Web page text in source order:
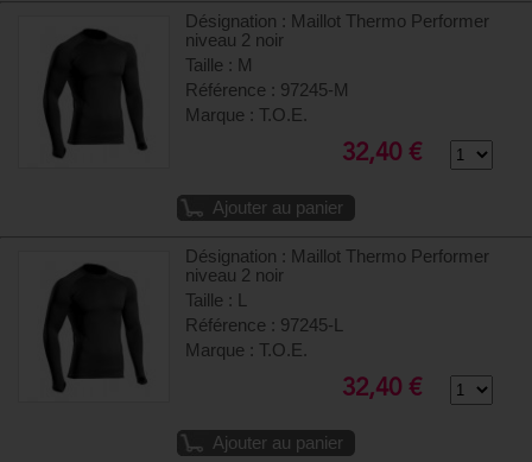
Désignation : Maillot Thermo Performer
niveau 2 noir
Taille : M
Référence : 97245-M
Marque : T.O.E.
32,40 €
Ajouter au panier
Désignation : Maillot Thermo Performer
niveau 2 noir
Taille : L
Référence : 97245-L
Marque : T.O.E.
32,40 €
Ajouter au panier